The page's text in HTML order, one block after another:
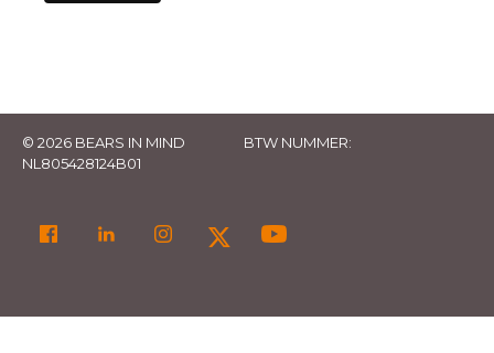
© 2026 BEARS IN MIND
BTW NUMMER:
NL805428124B01